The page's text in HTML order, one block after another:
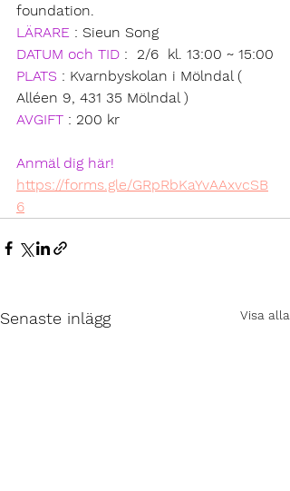
foundation.
LÄRARE : Sieun Song
DATUM och TID :  2/6  kl. 13:00 ~ 15:00
PLATS : Kvarnbyskolan i Mölndal (
Alléen 9, 431 35 Mölndal )
AVGIFT : 200 kr
Anmäl dig här!
https://forms.gle/GRpRbKaYvAAxvcSB
6
Senaste inlägg Visa alla